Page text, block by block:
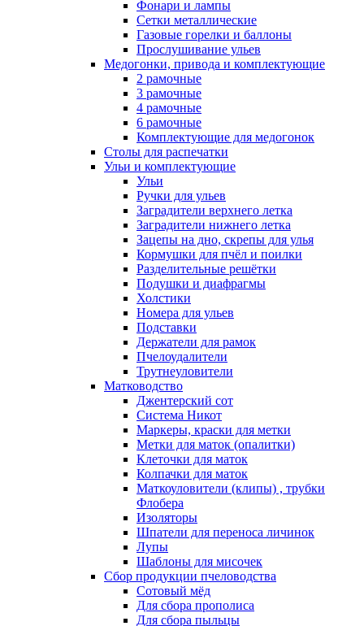
Фонари и лампы
Сетки металлические
Газовые горелки и баллоны
Прослушивание ульев
Медогонки, привода и комплектующие
2 рамочные
3 рамочные
4 рамочные
6 рамочные
Комплектующие для медогонок
Столы для распечатки
Ульи и комплектующие
Ульи
Ручки для ульев
Заградители верхнего летка
Заградители нижнего летка
Зацепы на дно, скрепы для улья
Кормушки для пчёл и поилки
Разделительные решётки
Подушки и диафрагмы
Холстики
Номера для ульев
Подставки
Держатели для рамок
Пчелоудалители
Трутнеуловители
Матководство
Джентерский сот
Система Никот
Маркеры, краски для метки
Метки для маток (опалитки)
Клеточки для маток
Колпачки для маток
Маткоуловители (клипы) , трубки
Флобера
Изоляторы
Шпатели для переноса личинок
Лупы
Шаблоны для мисочек
Сбор продукции пчеловодства
Сотовый мёд
Для сбора прополиса
Для сбора пыльцы